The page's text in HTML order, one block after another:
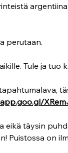
perutaan.
Tule ja tuo
eikä täysin
Puistossa on